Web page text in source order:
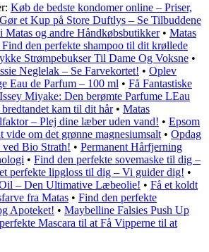
Køb de bedste kondomer online – Priser,
Gør et Kup på Store Duftlys – Se Tilbuddene
og andre Håndkøbsbutikker• Matas
den perfekte shampoo til dit krøllede
Strømpebukser Til Dame Og Voksne •
Neglelak – Se Farvekortet! • Oplev
Eau de Parfum – 100 ml • Få Fantastiske
Issey Miyake: Den berømte Parfume LEau
kam til dit hår• Matas
– Plej dine læber uden vand! • Epsom
vide om det grønne magnesiumsalt • Opdag
ved Bio Strath! • Permanent Hårfjerning
• Find den perfekte sovemaske til dig –
perfekte lipgloss til dig – Vi guider dig! •
– Den Ultimative Læbeolie! • Få et koldt
fra Matas • Find den perfekte
Apoteket! • Maybelline Falsies Push Up
Mascara til at Få Vipperne til at